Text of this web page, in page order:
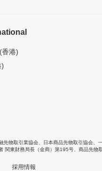
香港)
)
先物取引業協会 日本商品先物取引協会
関東財務局長（金商）第195号、商品先物
採用情報